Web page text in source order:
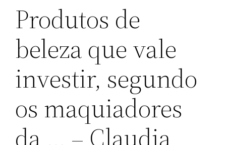
Produtos de
beleza que vale
investir, segundo
os maquiadores
da … – Claudia